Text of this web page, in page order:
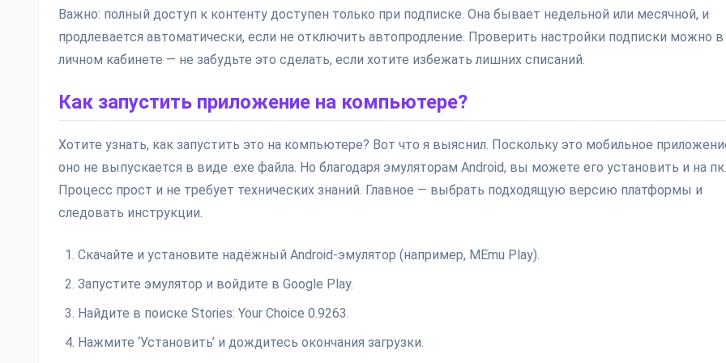
Важно: полный доступ к контенту доступен только при подписке. Она бывает недельной или месячной, и
продлевается автоматически, если не отключить автопродление. Проверить настройки подписки можно в
личном кабинете — не забудьте это сделать, если хотите избежать лишних списаний.
Как запустить приложение на компьютере?
Хотите узнать, как запустить это на компьютере? Вот что я выяснил. Поскольку это мобильное
оно не выпускается в виде .exe файла. Но благодаря эмуляторам Android, вы можете его установить и на пк.
Процесс прост и не требует технических знаний. Главное — выбрать подходящую версию платформы и
следовать инструкции.
Скачайте и установите надёжный Android-эмулятор (например, MEmu Play).
Запустите эмулятор и войдите в Google Play.
Найдите в поиске Stories: Your Choice 0.9263.
Нажмите ‘Установить’ и дождитесь окончания загрузки.